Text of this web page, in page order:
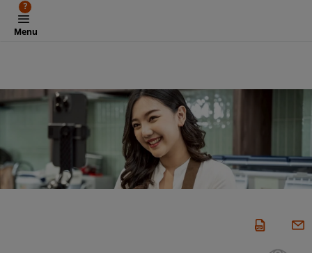
Menu
?